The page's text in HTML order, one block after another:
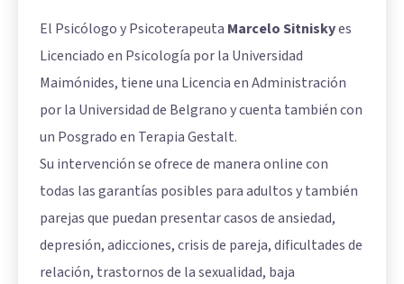
El Psicólogo y Psicoterapeuta Marcelo Sitniskyes
Licenciado en Psicología por la Universidad
Maimónides, tiene una Licencia en Administración
por la Universidad de Belgrano y cuenta también con
un Posgrado en Terapia Gestalt.
Su intervención se ofrece de manera online con
todas las garantías posibles para adultos y también
parejas que puedan presentar casos de ansiedad,
depresión, adicciones, crisis de pareja, dificultades de
relación, trastornos de la sexualidad, baja